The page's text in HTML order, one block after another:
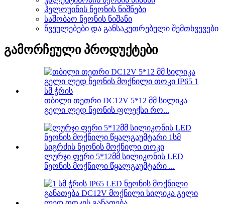
ჰელოუინის ნეონის ნიშნები
საშობაო ნეონის ნიშანი
წვეულებები და განსაკუთრებული შემთხვევები
გამორჩეული პროდუქტები
თბილი თეთრი DC12V 5*12 მმ სილიკა
გელი ლედ ნეონის ფლექსი რო...
ლურჯი ფერი 5*12მმ სილიკონის LED
ნეონის მოქნილი წყალგაუმტარი ...